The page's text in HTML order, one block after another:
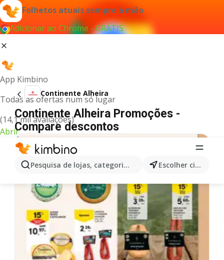
Folhetos atuais sempre à mão
Adicionar ao Chrome - GRÁTIS
App Kimbino
Todas as ofertas num só lugar
(14,1 mil avaliações)
Abrir
Pesquisa de lojas, categorias,produtos... Escolher cidade
Continente Alheira
Continente Alheira Promoções -
Compare descontos